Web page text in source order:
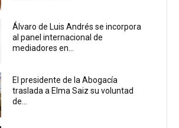
Álvaro de Luis Andrés se incorpora
al panel internacional de
mediadores en...
El presidente de la Abogacía
traslada a Elma Saiz su voluntad
de...